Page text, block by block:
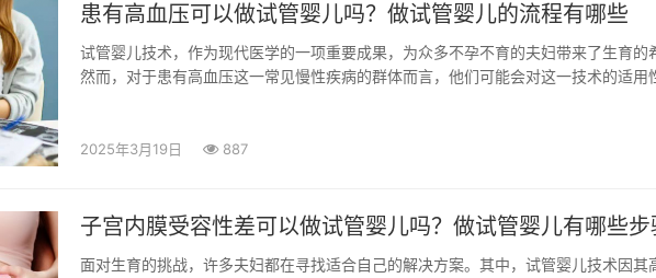
患有高血压可以做试管婴儿吗？做试管婴儿的流程有哪些
试管婴儿技术，作为现代医学的一项重要成果，为众多不孕不育的夫妇带来了生育的
然而，对于患有高血压这一常见慢性疾病的群体而言，他们可能会对这一技术的适用
2025年3月19日 887
子宫内膜受容性差可以做试管婴儿吗？做试管婴儿有哪些步
面对生育的挑战，许多夫妇都在寻找适合自己的解决方案。其中，试管婴儿技术因其